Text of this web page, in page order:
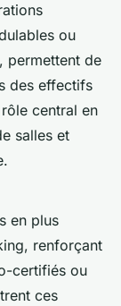
ou
permettent de
des effectifs
central en
salles et
en plus
renforçant
certifiés ou
ces